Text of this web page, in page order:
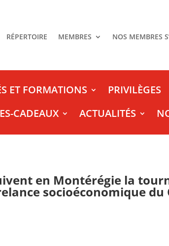
RÉPERTOIRE MEMBRES NOS MEMBRES
ET FORMATIONS PRIVILÈGES
CADEAUX
ACTUALITÉS
en Montérégie la
socioéconomique du